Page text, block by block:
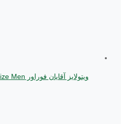
ویتولایز آقایان فوراور Forever Vitolize Men